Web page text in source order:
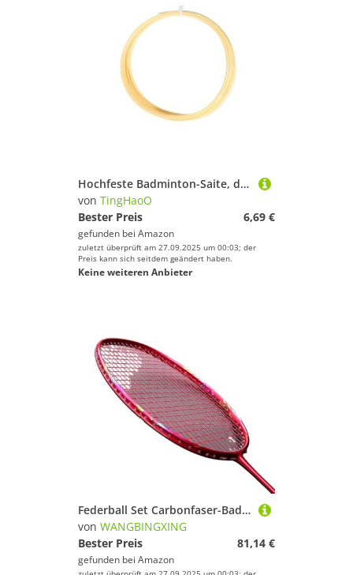
Hochfeste Badminton-Saite, dick, professionelle Trainingssaiten für Trainingswettbewerbe und Freizeitspiele, Badmintonschläger-Saiten
von TingHaoO
Bester Preis
6,69 €
gefunden bei Amazon
zuletzt überprüft am 27.09.2025 um 00:03; der
Preis kann sich seitdem geändert haben.
Keine weiteren Anbieter
Federball Set Carbonfaser-Badmintonschläger, superleicht, 8U 62G G5, offensiver Trainingsschläger mit Saiten for Erwachsene(Red)
von WANGBINGXING
Bester Preis
81,14 €
gefunden bei Amazon